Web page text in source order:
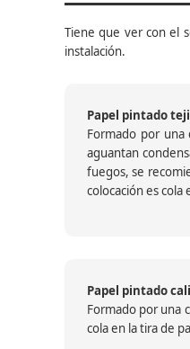
Tiene que ver con el
instalación.
Papel pintado
Formado por una
aguantan
fuegos, se
colocación es cola
Papel pintado
Formado por una
cola en la tira de